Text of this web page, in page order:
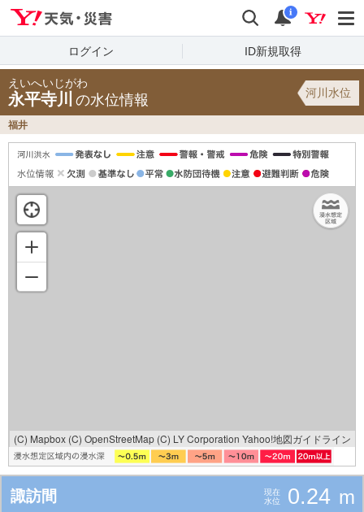
検索 通知
i
ログイン ID新規取得
えいへいじがわ
永平寺川 の水位情報 河川水位
福井
(C) Mapbox (C) OpenStreetMap (C) LY Corporation Yahoo!地図ガイドライン
諏訪間
現在
水位
0.24 m